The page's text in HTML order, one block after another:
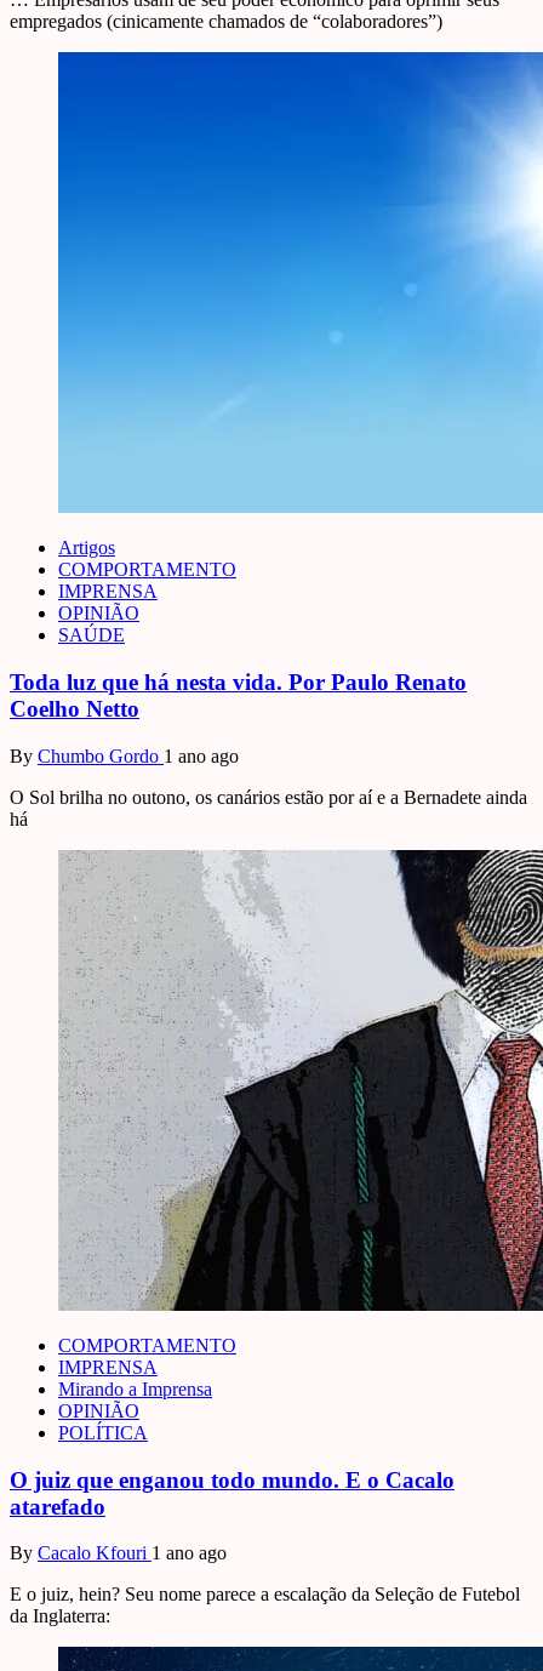
empregados (cinicamente chamados de “colaboradores”)
Artigos
COMPORTAMENTO
IMPRENSA
OPINIÃO
SAÚDE
Toda luz que há nesta vida. Por Paulo Renato
Coelho Netto
By Chumbo Gordo 1 ano ago
O Sol brilha no outono, os canários estão por aí e a Bernadete ainda
há
COMPORTAMENTO
IMPRENSA
Mirando a Imprensa
OPINIÃO
POLÍTICA
O juiz que enganou todo mundo. E o Cacalo
atarefado
By Cacalo Kfouri 1 ano ago
E o juiz, hein? Seu nome parece a escalação da Seleção de Futebol
da Inglaterra: